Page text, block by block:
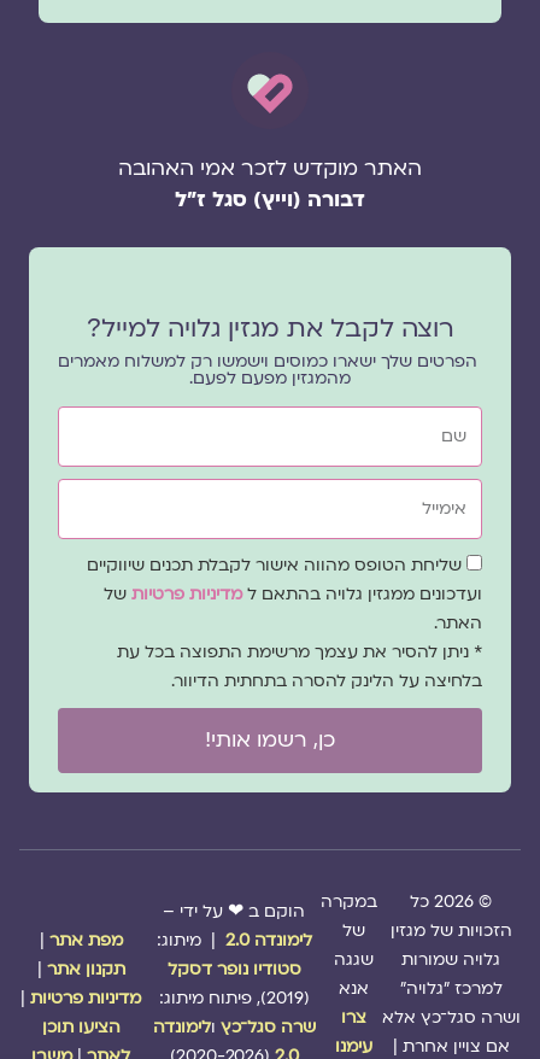
האתר מוקדש לזכר אמי האהובה
דבורה (וייץ) סגל ז"ל
רוצה לקבל את מגזין גלויה למייל?
הפרטים שלך ישארו כמוסים וישמשו רק למשלוח מאמרים
מהמגזין מפעם לפעם.
שם
אימייל
שדה
הסכמה
שליחת הטופס מהווה אישור לקבלת תכנים שיווקיים
ועדכונים ממגזין גלויה בהתאם ל מדיניות פרטיותשל
האתר.
* ניתן להסיר את עצמך מרשימת התפוצה בכל עת
בלחיצה על הלינק להסרה בתחתית הדיוור.
כן, רשמו אותי!
© 2026 כל
הזכויות של מגזין
גלויה שמורות
למרכז "גלויה"
ושרה סגל־כץ אלא
אם צויין אחרת |
במקרה
של
שגגה
אנא
צרו
עימנו
הוקם ב ❤ על ידי –
לימונדה 2.0
| מיתוג:
סטודיו נופר דסקל
שרה סגל־כץולימונדה
מפת אתר|
תקנון אתר|
מדיניות פרטיות|
הציעו תוכן